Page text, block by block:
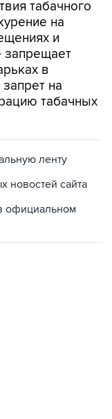
табачного
на
и
запрещает
в
на
табачных
ленту
новостей сайта
официальном